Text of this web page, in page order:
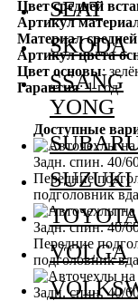
Цвет средней
Артикул
Материал
Артикул цвета
Цвет основы:
Гарантия: 1 год
Доступные
SEAT
SKODA
SSANG
YONG
SUZUKI
TOYOTA
VOLGA